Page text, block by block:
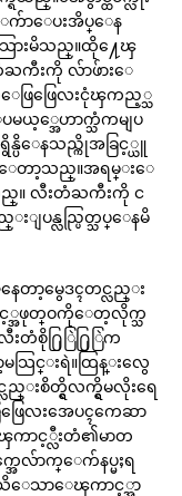
က်ာေပးအိပ္ေန
ားမိသည္။ထို႔ေၾ
ကီးကို လ်ာဖ်ားေ
ဖြဖြေလးငုံၾကည့္သ
မယ့္အေဟာက္သံကမျပ
န္ပိေနသည္ကိုအခြင့္ယူ
ငုံေတာ့သည္။အရမ္းေ
ည္။ လီးတံႀကီးကို င
ျပန္လည္ပြတ္သပ္ေနမိ
ေတာ့မွေဒၚတင္လည္း
ႏွင့္အဖုတ္ဝကိုေတ့လိုက္သ
စို႐ြြဲ႐ြြဲက
သြင္းရဲ။ထြန္းလွေ
ည္းစိတ္ရွိလက္ရွိမလိုးရေ
ေလးအေပၚကေဆာ
ာင့္လီးတံ၏မာတ
လ်ာက္ေက်နပ္မႈရ
ေသာေၾကာင့္အာ